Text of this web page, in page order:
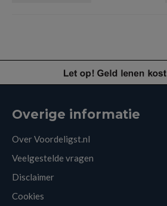
Overige informatie
Over Voordeligst.nl
Veelgestelde vragen
Disclaimer
Cookies